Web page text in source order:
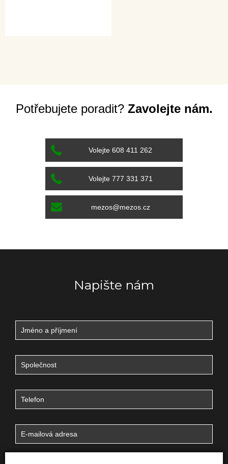
Potřebujete poradit? Zavolejte nám.
Volejte 608 411 262
Volejte 777 331 371
mezos@mezos.cz
Napište nám